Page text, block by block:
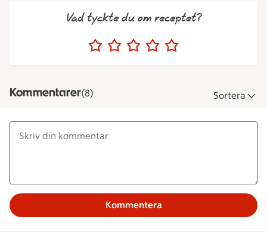
Vad tyckte du om receptet?
Kommentarer(8) Sortera
Kommentera